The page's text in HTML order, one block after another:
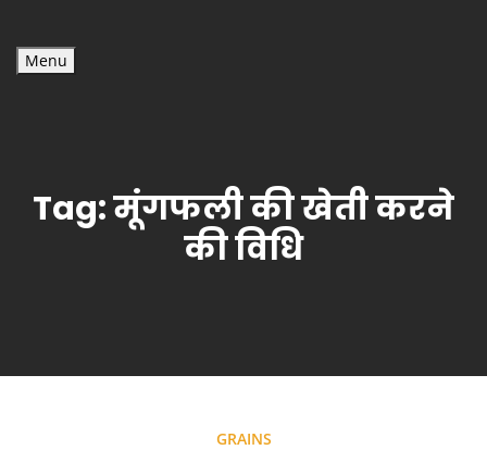
Menu
Tag:मूंगफली की खेती करने
की विधि
GRAINS